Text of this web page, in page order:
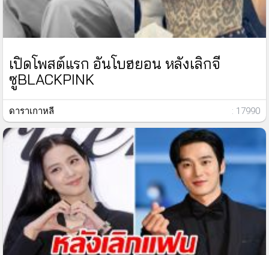
เปิดโพสต์แรก อันโบฮยอน หลังเลิกจี
ซูBLACKPINK
ดาราเกาหลี : 17990